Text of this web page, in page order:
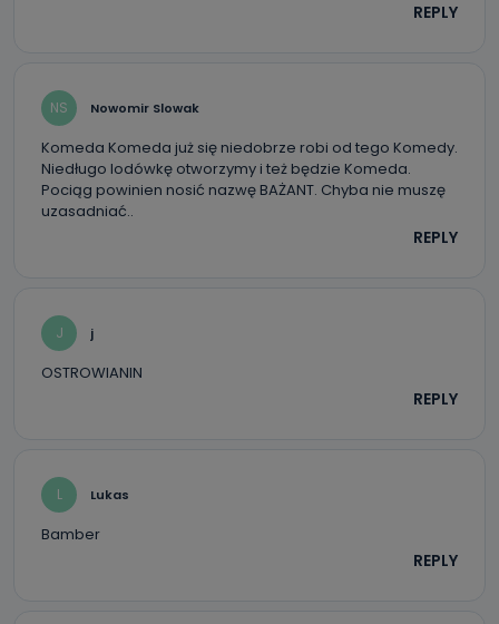
REPLY
NS Nowomir Slowak
Komeda Komeda już się niedobrze robi od tego Komedy.
Niedługo lodówkę otworzymy i też będzie Komeda.
Pociąg powinien nosić nazwę BAŻANT. Chyba nie muszę
uzasadniać..
REPLY
J j
OSTROWIANIN
REPLY
L Lukas
Bamber
REPLY